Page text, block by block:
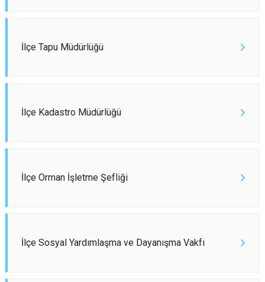
İlçe Tapu Müdürlüğü
İlçe Kadastro Müdürlüğü
İlçe Orman İşletme Şefliği
İlçe Sosyal Yardımlaşma ve Dayanışma Vakfı